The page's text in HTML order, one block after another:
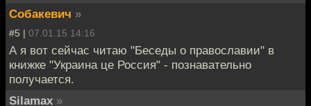
Собакевич »
#5 | 07.01.15 14:16
А я вот сейчас читаю "Беседы о православии" в
книжке "Украина це Россия" - познавательно
получается.
Silamax »